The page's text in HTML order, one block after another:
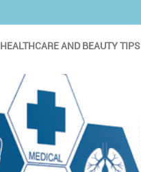
HEALTHCARE AND BEAUTY TIPS